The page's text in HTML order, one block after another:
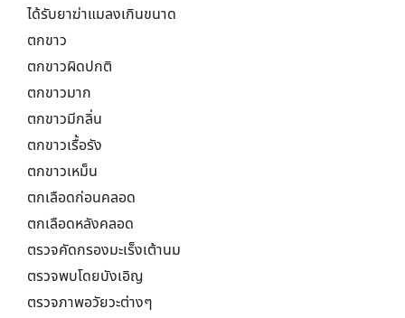
ได้รับยาฆ่าแมลงเกินขนาด
ตกขาว
ตกขาวผิดปกติ
ตกขาวมาก
ตกขาวมีกลิ่น
ตกขาวเรื้อรัง
ตกขาวเหม็น
ตกเลือดก่อนคลอด
ตกเลือดหลังคลอด
ตรวจคัดกรองมะเร็งเต้านม
ตรวจพบโดยบังเอิญ
ตรวจภาพอวัยวะต่างๆ